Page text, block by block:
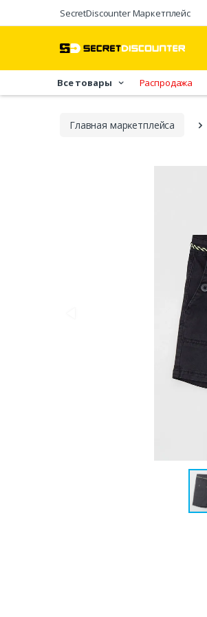
SecretDiscounter Маркетплейс
Все товары Распродажа
Главная марĸетплейса